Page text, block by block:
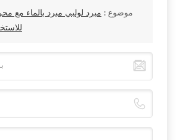
موضوع : مبرد لولبي مبرد بالماء مع